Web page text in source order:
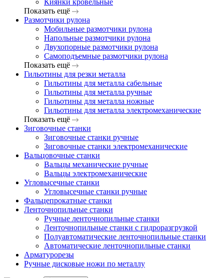
Киянки кровельные
Показать ещё
Размотчики рулона
Мобильные размотчики рулона
Напольные размотчики рулона
Двухопорные размотчики рулона
Самоподъемные размотчики рулона
Показать ещё
Гильотины для резки металла
Гильотины для металла сабельные
Гильотины для металла ручные
Гильотины для металла ножные
Гильотины для металла электромеханические
Показать ещё
Зиговочные станки
Зиговочные станки ручные
Зиговочные станки электромеханические
Вальцовочные станки
Вальцы механические ручные
Вальцы электромеханические
Угловысечные станки
Угловысечные станки ручные
Фальцепрокатные станки
Ленточнопильные станки
Ручные ленточнопильные станки
Ленточнопильные станки с гидроразгрузкой
Полуавтоматические ленточнопильные станки
Автоматические ленточнопильные станки
Арматурорезы
Ручные дисковые ножи по металлу